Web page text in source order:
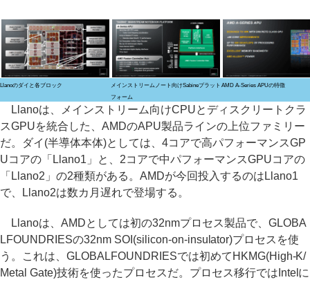
Llanoのダイと各ブロック
メインストリームノート向けSabineプラット
フォーム
AMD A-Series APUの特徴
Llanoは、メインストリーム向けCPUとディスクリートクラ
スGPUを統合した、AMDのAPU製品ラインの上位ファミリー
だ。ダイ(半導体本体)としては、4コアで高パフォーマンスGP
Uコアの「Llano1」と、2コアで中パフォーマンスGPUコアの
「Llano2」の2種類がある。AMDが今回投入するのはLlano1
で、Llano2は数カ月遅れで登場する。
Llanoは、AMDとしては初の32nmプロセス製品で、GLOBA
LFOUNDRIESの32nm SOI(silicon-on-insulator)プロセスを使
う。これは、GLOBALFOUNDRIESでは初めてHKMG(High-K/
Metal Gate)技術を使ったプロセスだ。プロセス移行ではIntelに